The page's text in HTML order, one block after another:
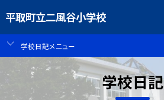
平取町立二風谷小学校
学校日記メニュー
学校日記